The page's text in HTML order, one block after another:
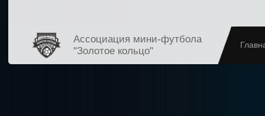
Ассоциация мини-футбола
"Золотое кольцо"